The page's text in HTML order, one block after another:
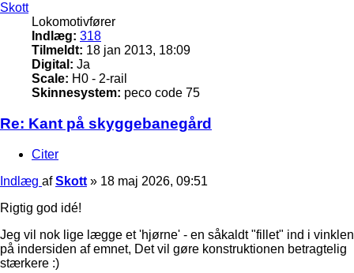
Skott
Lokomotivfører
Indlæg: 318
Tilmeldt: 18 jan 2013, 18:09
Digital: Ja
Scale: H0 - 2-rail
Skinnesystem: peco code 75
Re: Kant på skyggebanegård
Citer
Indlæg afSkott » 18 maj 2026, 09:51
Rigtig god idé!
Jeg vil nok lige lægge et 'hjørne' - en såkaldt "fillet" ind i vinklen
på indersiden af emnet, Det vil gøre konstruktionen betragtelig
stærkere :)